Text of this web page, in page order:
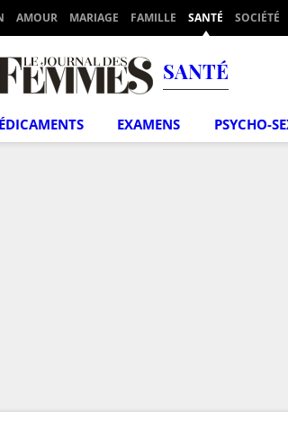
AMOUR MARIAGE FAMILLE SANTÉ SOCIÉTÉ
SANTÉ
EXAMENS PSYCHO-